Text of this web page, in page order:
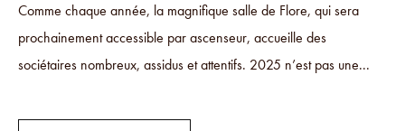
Comme chaque année, la magnifique salle de Flore, qui sera
prochainement accessible par ascenseur, accueille des
sociétaires nombreux, assidus et attentifs. 2025 n’est pas une...